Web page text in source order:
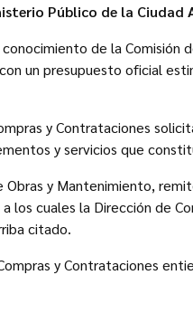
Público de la Ciudad
de la Comisión
un presupuesto oficial
y Contrataciones
y servicios que
y Mantenimiento,
los cuales la Dirección de
citado.
y Contrataciones